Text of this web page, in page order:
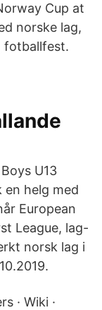
Cup at
norske lag,
fotballfest.
U13
en helg med
European
League, lag-
norsk lag i
· Wiki ·